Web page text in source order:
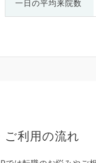
一日の平均来院数
ご利用の流れ